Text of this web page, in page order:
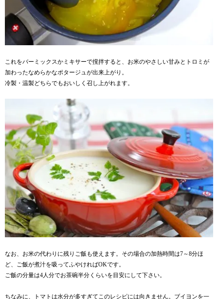
これをバーミックスかミキサーで撹拌すると、お米のやさしい甘みとトロミが
加わったなめらかなポタージュが出来上がり。
冷製・温製どちらでもおいしく召し上がれます。
なお、お米の代わりに残りご飯も使えます。その場合の加熱時間は7～8分ほ
ど、ご飯が煮汁を吸ってふやければOKです。
ご飯の分量は4人分でお茶碗半分くらいを目安にして下さい。
ちなみに、トマトは水分が多すぎてこのレシピには向きません。ブイヨンを一